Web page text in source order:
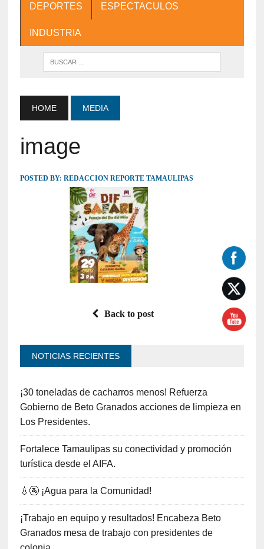
DEPORTES ESPECTACULOS
INDUSTRIA
HOME MEDIA
image
POSTED BY: REDACCION REPORTE TAMAULIPAS
Back to post
NOTICIAS RECIENTES
¡30 toneladas de cacharros menos! Refuerza
Gobierno de Beto Granados acciones de limpieza en
Los Presidentes.
Fortalece Tamaulipas su conectividad y promoción
turística desde el AIFA.
💧🚰 ¡Agua para la Comunidad!
¡Trabajo en equipo y resultados! Encabeza Beto
Granados mesa de trabajo con presidentes de